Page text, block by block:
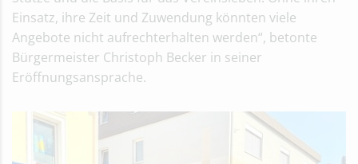
Einsatz, ihre Zeit und Zuwendung könnten viele
Angebote nicht aufrechterhalten werden“, betonte
Bürgermeister Christoph Becker in seiner
Eröffnungsansprache.